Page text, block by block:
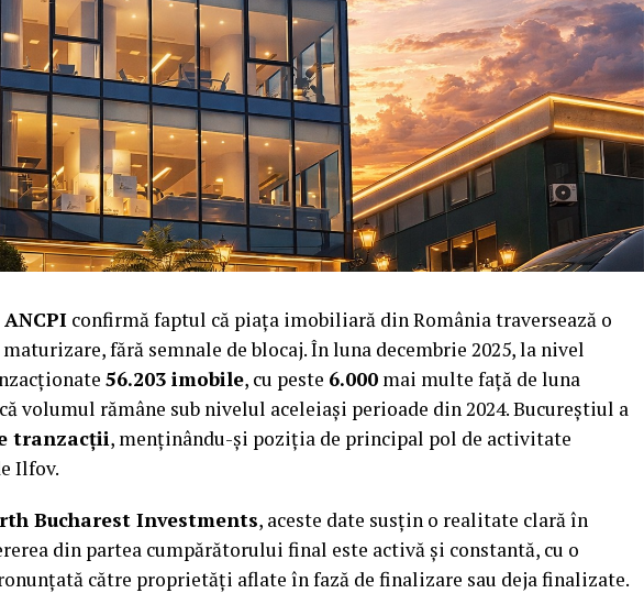
ANCPI confirmă faptul că piața imobiliară din România traversează o
fără semnale de blocaj. În luna decembrie 2025, la nivel
56.203 imobile, cu peste 6.000 mai multe față de luna
volumul rămâne sub nivelul aceleiași perioade din 2024. Bucureștiul a
tranzacții, menținându-și poziția de principal pol de activitate
Ilfov.
Bucharest Investments, aceste date susțin o realitate clară în
din partea cumpărătorului final este activă și constantă, cu o
către proprietăți aflate în fază de finalizare sau deja finalizate.